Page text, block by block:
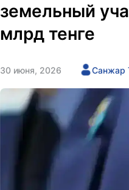
земельный
млрд тенге
30 июня, 2026 Санжар